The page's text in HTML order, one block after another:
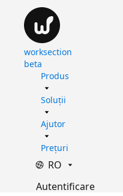
worksection
beta
Produs
Soluții
Ajutor
Prețuri
RO
Autentificare